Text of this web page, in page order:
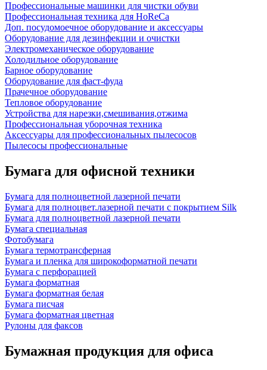
Профессиональные машинки для чистки обуви
Профессиональная техника для HoReCa
Доп. посудомоечное оборудование и аксессуары
Оборудование для дезинфекции и очистки
Электромеханическое оборудование
Холодильное оборудование
Барное оборудование
Оборудование для фаст-фуда
Прачечное оборудование
Тепловое оборудование
Устройства для нарезки,смешивания,отжима
Профессиональная уборочная техника
Аксессуары для профессиональных пылесосов
Пылесосы профессиональные
Бумага для офисной техники
Бумага для полноцветной лазерной печати
Бумага для полноцвет.лазерной печати с покрытием Silk
Бумага для полноцветной лазерной печати
Бумага специальная
Фотобумага
Бумага термотрансферная
Бумага и пленка для широкоформатной печати
Бумага с перфорацией
Бумага форматная
Бумага форматная белая
Бумага писчая
Бумага форматная цветная
Рулоны для факсов
Бумажная продукция для офиса